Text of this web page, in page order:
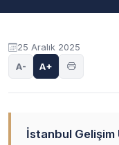
25 Aralık 2025
A- A+
İstanbul